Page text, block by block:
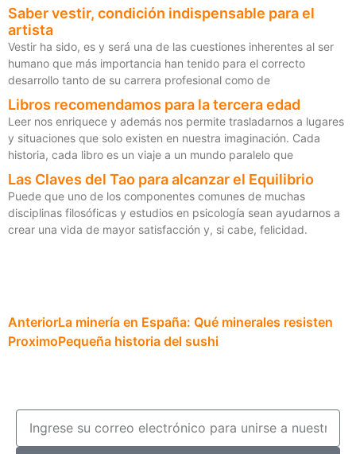
Saber vestir, condición indispensable para el
artista
Vestir ha sido, es y será una de las cuestiones inherentes al ser
humano que más importancia han tenido para el correcto
desarrollo tanto de su carrera profesional como de
Libros recomendamos para la tercera edad
Leer nos enriquece y además nos permite trasladarnos a lugares
y situaciones que solo existen en nuestra imaginación. Cada
historia, cada libro es un viaje a un mundo paralelo que
Las Claves del Tao para alcanzar el Equilibrio
Puede que uno de los componentes comunes de muchas
disciplinas filosóficas y estudios en psicología sean ayudarnos a
crear una vida de mayor satisfacción y, si cabe, felicidad.
AnteriorLa minería en España: Qué minerales resisten
ProximoPequeña historia del sushi